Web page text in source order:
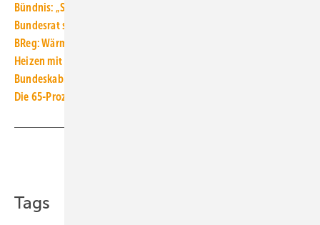
Bündnis: „Scheinlösung H2-ready aus GEG-Novelle streichen“
Bundesrat stimmt gegen Aufschub der GEG-Novelle bis 2027
BReg: Wärmepumpe ist zentrale Technologie der Wärmewende
Heizen mit Wärmepumpe ist günstiger als mit Gas-Heizung
Bundeskabinett: 65 % Erneuerbare für neue Heizungen ab 2024
Die 65-Prozent-EE-Vorgabe braucht Fokus auf Wärmepumpen
Tags